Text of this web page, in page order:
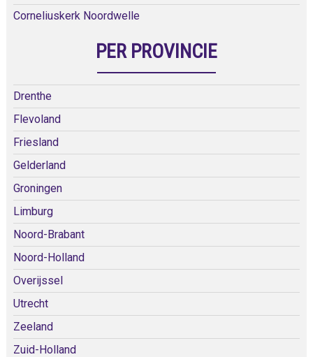
Corneliuskerk Noordwelle
PER PROVINCIE
Drenthe
Flevoland
Friesland
Gelderland
Groningen
Limburg
Noord-Brabant
Noord-Holland
Overijssel
Utrecht
Zeeland
Zuid-Holland